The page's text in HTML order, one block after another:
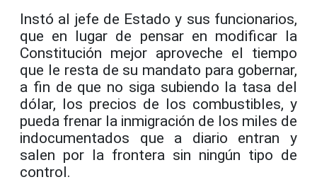
Instó al jefe de Estado y sus funcionarios,
que en lugar de pensar en modificar la
Constitución mejor aproveche el tiempo
que le resta de su mandato para gobernar,
a fin de que no siga subiendo la tasa del
dólar, los precios de los combustibles, y
pueda frenar la inmigración de los miles de
indocumentados que a diario entran y
salen por la frontera sin ningún tipo de
control.